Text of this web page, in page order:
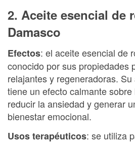
2. Aceite esencial de
Damasco
Efectos: el aceite esencial de
conocido por sus propiedades
relajantes y regeneradoras.
tiene un efecto calmante
reducir la ansiedad y generar
bienestar emocional.
Usos terapéuticos: se utiliza